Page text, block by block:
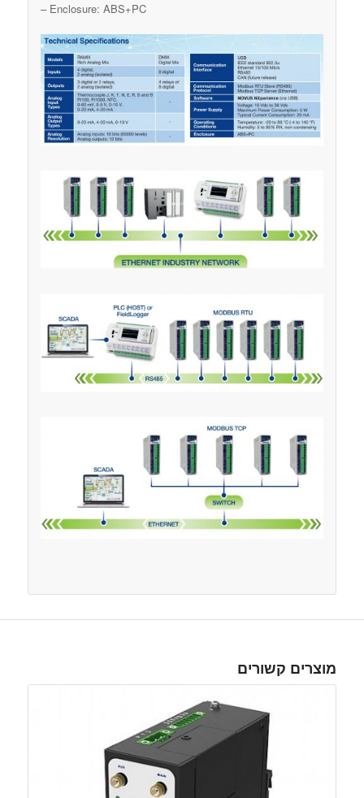
– Enclosure: ABS+PC
מוצרים קשורים